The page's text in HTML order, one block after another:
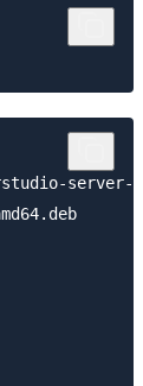
server-